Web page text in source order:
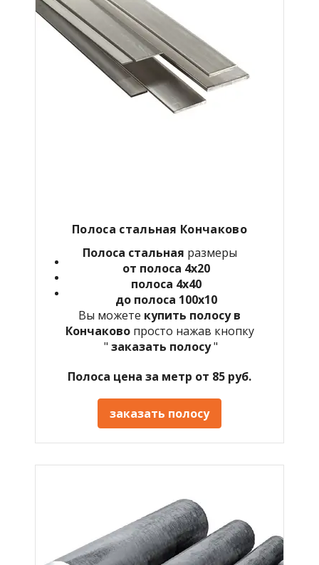
Полоса стальная Кончаково
Полоса стальная размеры
от полоса 4х20
полоса 4х40
до полоса 100х10
Вы можете купить полосу в
Кончаковопросто нажав кнопку
" заказать полосу"
Полоса цена за метр от 85 руб.
заказать полосу